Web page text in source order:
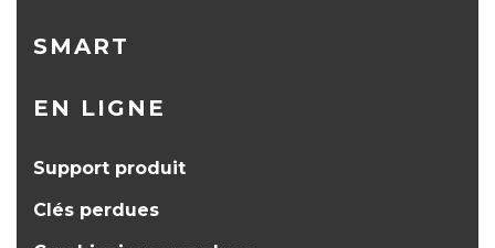
SMART
EN LIGNE
Support produit
Clés perdues